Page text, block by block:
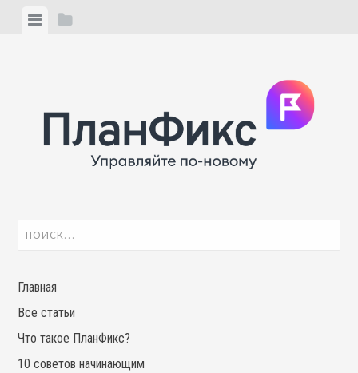
ViewView
Найти:
Главная
Все статьи
Что такое ПланФикс?
10 советов начинающим